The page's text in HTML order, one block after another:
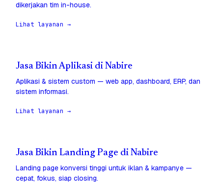
dikerjakan tim in-house.
Lihat layanan →
Jasa Bikin Aplikasi di Nabire
Aplikasi & sistem custom — web app, dashboard, ERP, dan
sistem informasi.
Lihat layanan →
Jasa Bikin Landing Page di Nabire
Landing page konversi tinggi untuk iklan & kampanye —
cepat, fokus, siap closing.